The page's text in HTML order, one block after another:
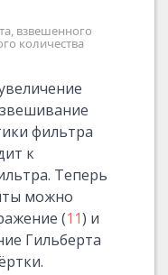
взвешенного
количества
фильтра
к
Теперь
можно
(11) и
Гильберта